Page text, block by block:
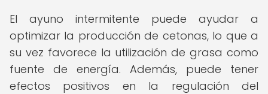
El ayuno intermitente puede ayudar a
optimizar la producción de cetonas, lo que a
su vez favorece la utilización de grasa como
fuente de energía. Además, puede tener
efectos positivos en la regulación del